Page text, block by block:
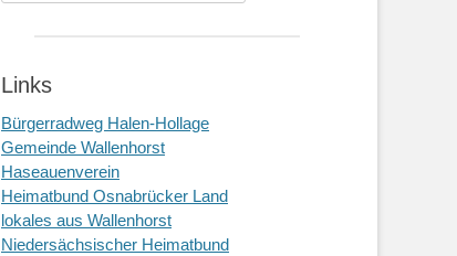
Links
Bürgerradweg Halen-Hollage
Gemeinde Wallenhorst
Haseauenverein
Heimatbund Osnabrücker Land
lokales aus Wallenhorst
Niedersächsischer Heimatbund